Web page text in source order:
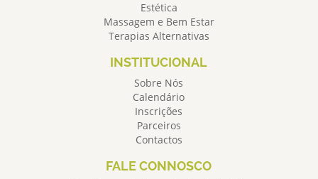
Estética
Massagem e Bem Estar
Terapias Alternativas
INSTITUCIONAL
Sobre Nós
Calendário
Inscrições
Parceiros
Contactos
FALE CONNOSCO